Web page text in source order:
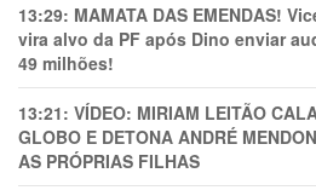
13:29: MAMATA DAS EMENDAS!
vira alvo da PF após Dino enviar
49 milhões!
13:21: VÍDEO: MIRIAM LEITÃO
GLOBO E DETONA ANDRÉ
AS PRÓPRIAS FILHAS